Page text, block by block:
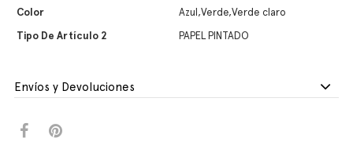
Color
Azul,Verde,Verde claro
Tipo De Artículo 2
PAPEL PINTADO
Envíos y Devoluciones